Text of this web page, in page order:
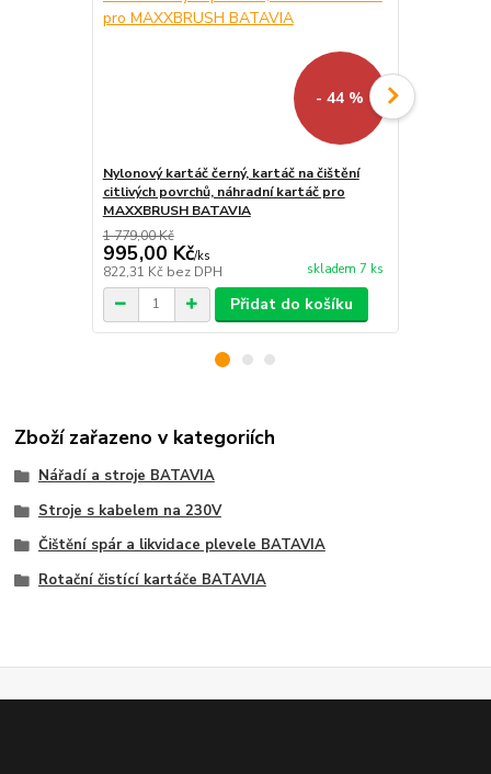
- 44 %
Nylonový kartáč černý, kartáč na čištění
citlivých povrchů, náhradní kartáč pro
MAXXBRUSH BATAVIA
1 779,00 Kč
995,00 Kč/ks
822,31 Kč bez DPH skladem 7 ks
Přidat do košíku
Zboží zařazeno v kategoriích
Nářadí a stroje BATAVIA
Stroje s kabelem na 230V
Čištění spár a likvidace plevele BATAVIA
Rotační čistící kartáče BATAVIA